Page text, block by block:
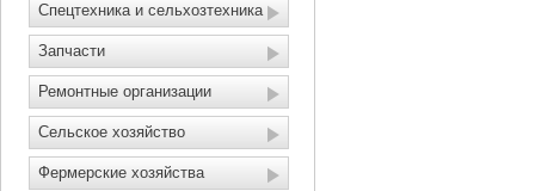
Спецтехника и сельхозтехника
Запчасти
Ремонтные организации
Сельское хозяйство
Фермерские хозяйства